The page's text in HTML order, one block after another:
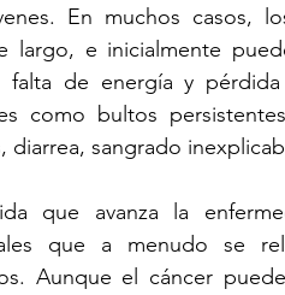
En muchos casos,
largo, e inicialmente
falta de energía y
como bultos
diarrea, sangrado
que avanza la
que a menudo se
Aunque el cáncer